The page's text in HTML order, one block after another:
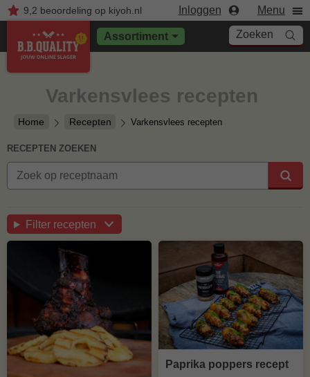
9,2 beoordelingop kiyoh.nl Inloggen Menu
Assortiment Zoeken
Home Recepten Varkensvlees recepten
Varkensvlees recepten
RECEPTEN ZOEKEN
Filter recepten
Paprika poppers recept